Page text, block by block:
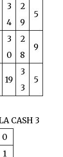
3
4
2
9
5
3
0
2
8
9
19
3
3
5
CASH 3
0
1